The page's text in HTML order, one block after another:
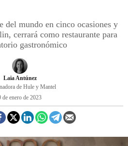
REGISTRO
del mundo en cinco ocasiones y
cerrará como restaurante para
gastronómico
Laia Antúnez
de Hule y Mantel
de enero de 2023